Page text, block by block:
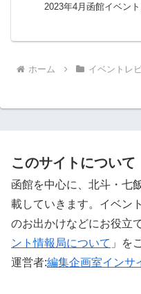
2023年4月函館イベン
ホーム イベントレ
このサイトについて
函館を中心に、北斗・七
載していきます。イベン
のお出かけなどにお役立
ント情報局について 」を
運営者:編集企画室インサ